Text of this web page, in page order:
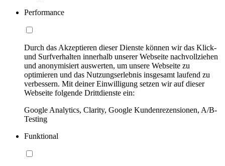
Performance
Durch das Akzeptieren dieser Dienste können wir das Klick-
und Surfverhalten innerhalb unserer Webseite nachvollziehen
und anonymisiert auswerten, um unsere Webseite zu
optimieren und das Nutzungserlebnis insgesamt laufend zu
verbessern. Mit deiner Einwilligung setzen wir auf dieser
Webseite folgende Drittdienste ein:
Google Analytics, Clarity, Google Kundenrezensionen, A/B-
Testing
Funktional